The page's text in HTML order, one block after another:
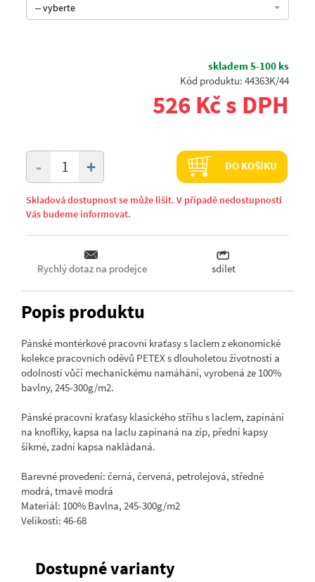
-- vyberte
skladem 5-100 ks
Kód produktu: 44363K/44
526 Kč s DPH
+
- DO KOŠÍKU
Skladová dostupnost se může lišit. V případě nedostupnosti
Vás budeme informovat.
Rychlý dotaz na prodejce sdílet
Popis produktu
Pánské montérkové pracovní kraťasy s laclem z ekonomické
kolekce pracovních oděvů PETEX s dlouholetou životností a
odolností vůči mechanickému namáhání, vyrobená ze 100%
bavlny, 245-300g/m2.
Pánské pracovní kraťasy klasického střihu s laclem, zapínání
na knoflíky, kapsa na laclu zapínaná na zip, přední kapsy
šikmé, zadní kapsa nakládaná.
Barevné provedení: černá, červená, petrolejová, středně
modrá, tmavě modrá
Materiál: 100% Bavlna, 245-300g/m2
Velikosti: 46-68
Dostupné varianty